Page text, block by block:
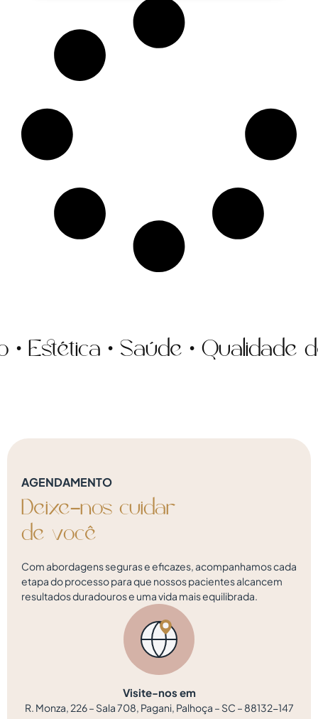
• Saúde • Qualidade
AGENDAMENTO
Deixe-nos cuidar
de você
Com abordagens seguras e eficazes, acompanhamos cada
etapa do processo para que nossos pacientes alcancem
resultados duradouros e uma vida mais equilibrada.
Visite-nos em
R. Monza, 226 – Sala 708, Pagani, Palhoça – SC – 88132-147